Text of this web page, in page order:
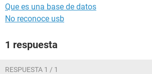
Que es una base de datos
No reconoce usb
1 respuesta
RESPUESTA 1 / 1